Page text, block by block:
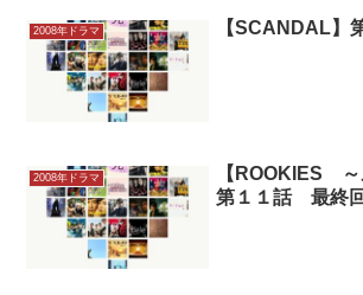
2008年ドラマ 【SCANDAL】
2008年ドラマ
【ROOKIES ～
第１１話 最終回